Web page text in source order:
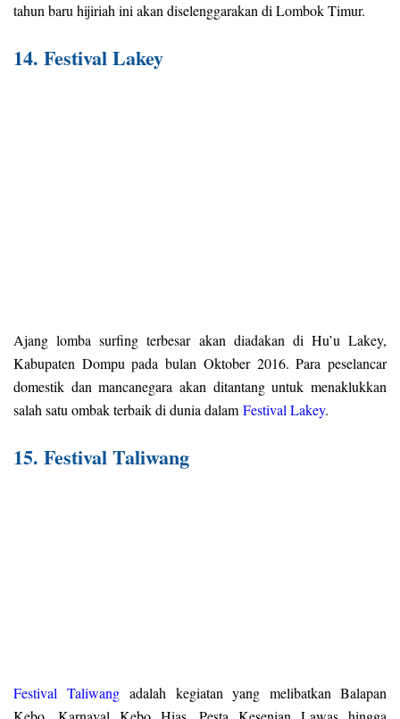
tahun baru hijiriah ini akan diselenggarakan di Lombok Timur.
14. Festival Lakey
Ajang lomba surfing terbesar akan diadakan di Hu’u Lakey,
Kabupaten Dompu pada bulan Oktober 2016. Para peselancar
domestik dan mancanegara akan ditantang untuk menaklukkan
salah satu ombak terbaik di dunia dalamFestival Lakey.
15. Festival Taliwang
Festival Taliwangadalah kegiatan yang melibatkan Balapan